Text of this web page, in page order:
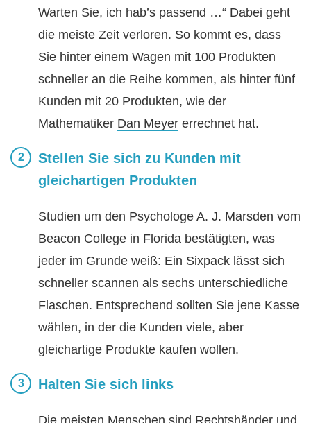
Warten Sie, ich hab’s passend …“ Dabei geht
die meiste Zeit verloren. So kommt es, dass
Sie hinter einem Wagen mit 100 Produkten
schneller an die Reihe kommen, als hinter fünf
Kunden mit 20 Produkten, wie der
Mathematiker Dan Meyer errechnet hat.
Stellen Sie sich zu Kunden mit
gleichartigen Produkten
Studien um den Psychologe A. J. Marsden vom
Beacon College in Florida bestätigten, was
jeder im Grunde weiß: Ein Sixpack lässt sich
schneller scannen als sechs unterschiedliche
Flaschen. Entsprechend sollten Sie jene Kasse
wählen, in der die Kunden viele, aber
gleichartige Produkte kaufen wollen.
Halten Sie sich links